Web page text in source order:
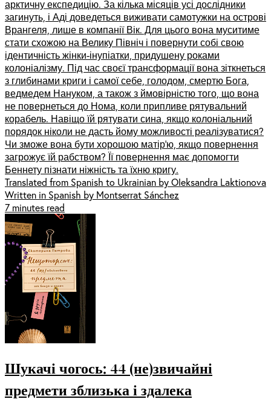
арктичну експедицію. За кілька місяців усі дослідники
загинуть, і Аді доведеться виживати самотужки на острові
Врангеля, лише в компанії Вік. Для цього вона муситиме
стати схожою на Велику Північ і повернути собі свою
ідентичність жінки-інупіатки, придушену роками
колоніалізму. Під час своєї трансформації вона зіткнеться
з глибинами криги і самої себе, голодом, смертю Бога,
ведмедем Нануком, а також з ймовірністю того, що вона
не повернеться до Нома, коли припливе рятувальний
корабель. Навіщо їй рятувати сина, якщо колоніальний
порядок ніколи не дасть йому можливості реалізуватися?
Чи зможе вона бути хорошою матір’ю, якщо повернення
загрожує їй рабством? Її повернення має допомогти
Беннету пізнати ніжність та їхню кригу.
Translated from Spanish to Ukrainian by Oleksandra Laktionova
Written in Spanish by Montserrat Sánchez
7 minutes read
Шукачі чогось: 44 (не)звичайні
предмети зблизька і здалека